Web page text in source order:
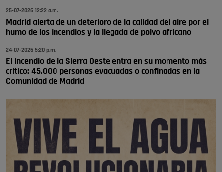
se va porke no tiene piscina 🤪🤪🤪
Pozuelo de Alarcón
🔴 EXCLUSIVA | El comisario de la …
25-07-2026 12:22 a.m.
Madrid alerta de un deterioro de la calidad del aire por el
humo de los incendios y la llegada de polvo africano
24-07-2026 5:20 p.m.
El incendio de la Sierra Oeste entra en su momento más
crítico: 45.000 personas evacuadas o confinadas en la
Comunidad de Madrid